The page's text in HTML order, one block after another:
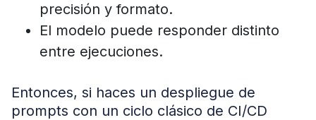
precisión y formato.
El modelo puede responder distinto
entre ejecuciones.
Entonces, si haces un despliegue de
prompts con un ciclo clásico de CI/CD